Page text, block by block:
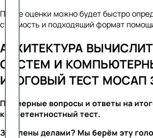
После оценки можно будет быстро
стоимость и подходящий формат
АРХИТЕКТУРА
СИСТЕМ И
ИТОГОВЫЙ ТЕСТ МОСАП
Примерные вопросы и ответы на
компетентностный тест.
Завалены делами? Мы берём эту